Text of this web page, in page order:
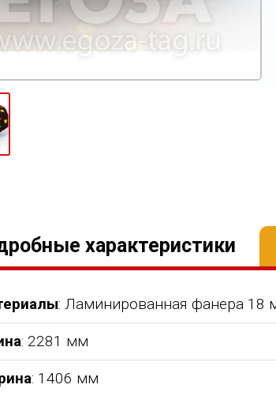
характеристики
: Ламинированная фанера 18
: 2281 мм
: 1406 мм